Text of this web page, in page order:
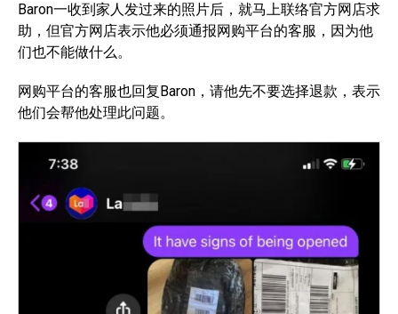
Baron一收到家人发过来的照片后，就马上联络官方网店求
助，但官方网店表示他必须通报网购平台的客服，因为他
们也不能做什么。
网购平台的客服也回复Baron，请他先不要选择退款，表示
他们会帮他处理此问题。